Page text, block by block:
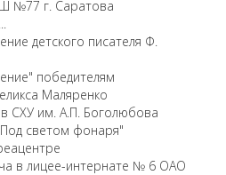
№77 г. Саратова
детского писателя Ф.
победителям
Маляренко
СХУ им. А.П. Боголюбова
светом фонаря"
в лицее-интернате № 6 ОАО